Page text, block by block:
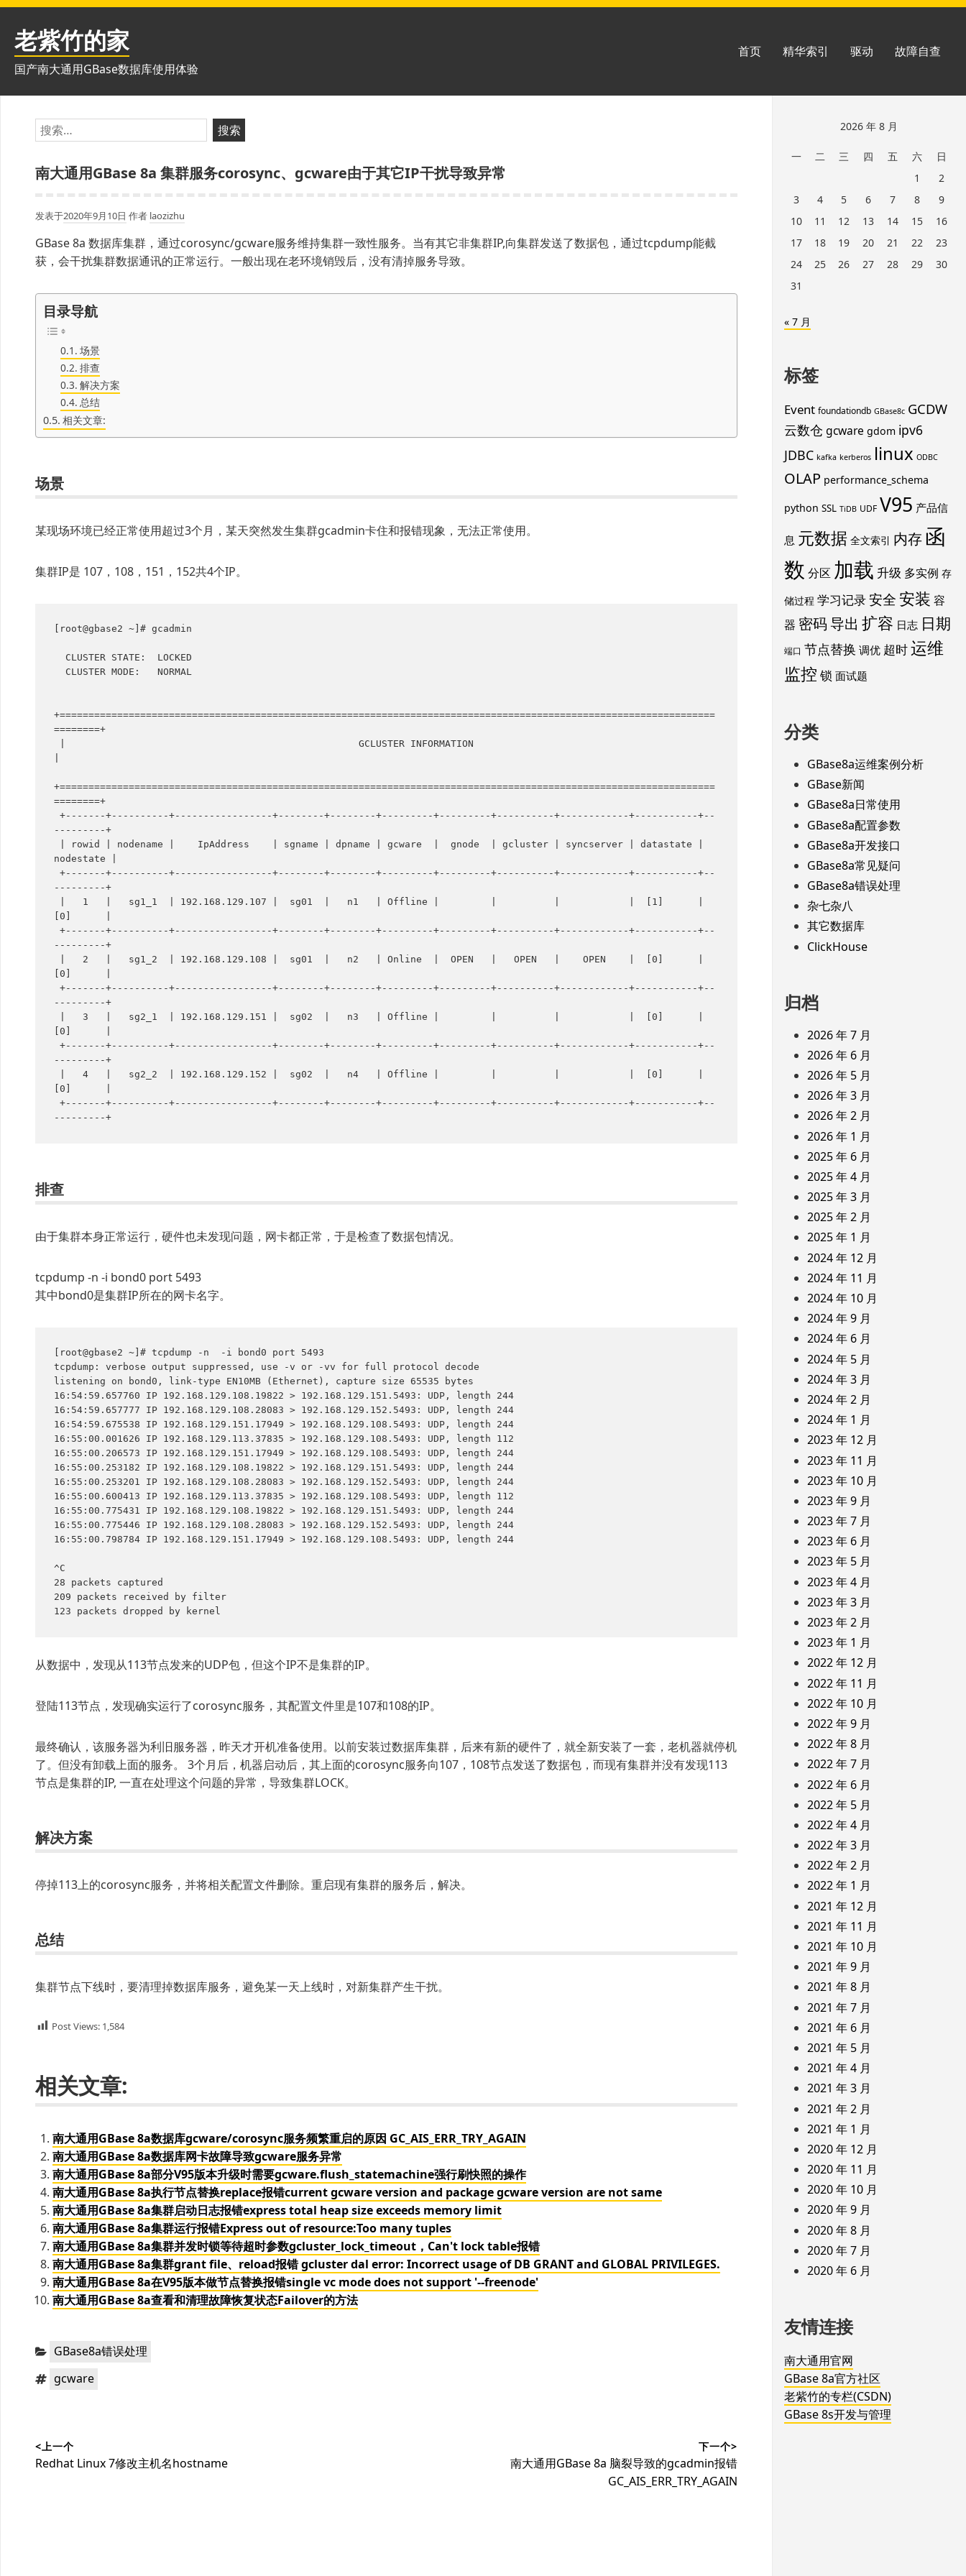
跳
老紫竹的家
国产南大通用GBase数据库使用体验
首页 精华索引 驱动 故障自查
搜
索：
南大通用GBase 8a 集群服务corosync、gcware由于其它IP干扰导致异常
发表于2020年9月10日 作者 laozizhu
GBase 8a 数据库集群，通过corosync/gcware服务维持集群一致性服务。当有其它非集群IP,向集群发送了数据包，通过tcpdump能截
获，会干扰集群数据通讯的正常运行。一般出现在老环境销毁后，没有清掉服务导致。
目录导航
场景
排查
解决方案
总结
相关文章:
场景
某现场环境已经正常使用超过3个月，某天突然发生集群gcadmin卡住和报错现象，无法正常使用。
集群IP是 107，108，151，152共4个IP。
[root@gbase2 ~]# gcadmin
+==================================================================================================================
========+
+==================================================================================================================
========+
---------+
nodestate |
---------+
[0]      |
---------+
[0]      |
---------+
[0]      |
---------+
[0]      |
---------+
排查
由于集群本身正常运行，硬件也未发现问题，网卡都正常，于是检查了数据包情况。
tcpdump -n -i bond0 port 5493
其中bond0是集群IP所在的网卡名字。
[root@gbase2 ~]# tcpdump -n  -i bond0 port 5493
tcpdump: verbose output suppressed, use -v or -vv for full protocol decode
listening on bond0, link-type EN10MB (Ethernet), capture size 65535 bytes
16:54:59.657760 IP 192.168.129.108.19822 > 192.168.129.151.5493: UDP, length 244
16:54:59.657777 IP 192.168.129.108.28083 > 192.168.129.152.5493: UDP, length 244
16:54:59.675538 IP 192.168.129.151.17949 > 192.168.129.108.5493: UDP, length 244
16:55:00.001626 IP 192.168.129.113.37835 > 192.168.129.108.5493: UDP, length 112
16:55:00.206573 IP 192.168.129.151.17949 > 192.168.129.108.5493: UDP, length 244
16:55:00.253182 IP 192.168.129.108.19822 > 192.168.129.151.5493: UDP, length 244
16:55:00.253201 IP 192.168.129.108.28083 > 192.168.129.152.5493: UDP, length 244
16:55:00.600413 IP 192.168.129.113.37835 > 192.168.129.108.5493: UDP, length 112
16:55:00.775431 IP 192.168.129.108.19822 > 192.168.129.151.5493: UDP, length 244
16:55:00.775446 IP 192.168.129.108.28083 > 192.168.129.152.5493: UDP, length 244
16:55:00.798784 IP 192.168.129.151.17949 > 192.168.129.108.5493: UDP, length 244
^C
28 packets captured
209 packets received by filter
123 packets dropped by kernel
从数据中，发现从113节点发来的UDP包，但这个IP不是集群的IP。
登陆113节点，发现确实运行了corosync服务，其配置文件里是107和108的IP。
最终确认，该服务器为利旧服务器，昨天才开机准备使用。以前安装过数据库集群，后来有新的硬件了，就全新安装了一套，老机器就停机
了。但没有卸载上面的服务。 3个月后，机器启动后，其上面的corosync服务向107，108节点发送了数据包，而现有集群并没有发现113
节点是集群的IP, 一直在处理这个问题的异常，导致集群LOCK。
解决方案
停掉113上的corosync服务，并将相关配置文件删除。重启现有集群的服务后，解决。
总结
集群节点下线时，要清理掉数据库服务，避免某一天上线时，对新集群产生干扰。
Post Views: 1,584
相关文章:
南大通用GBase 8a数据库gcware/corosync服务频繁重启的原因 GC_AIS_ERR_TRY_AGAIN
南大通用GBase 8a数据库网卡故障导致gcware服务异常
南大通用GBase 8a部分V95版本升级时需要gcware.flush_statemachine强行刷快照的操作
南大通用GBase 8a执行节点替换replace报错current gcware version and package gcware version are not same
南大通用GBase 8a集群启动日志报错express total heap size exceeds memory limit
南大通用GBase 8a集群运行报错Express out of resource:Too many tuples
南大通用GBase 8a集群并发时锁等待超时参数gcluster_lock_timeout，Can't lock table报错
南大通用GBase 8a集群grant file、reload报错 gcluster dal error: Incorrect usage of DB GRANT and GLOBAL PRIVILEGES.
南大通用GBase 8a在V95版本做节点替换报错single vc mode does not support '--freenode'
南大通用GBase 8a查看和清理故障恢复状态Failover的方法
分
GBase8a错误处理
标 gcware
章
<上一个
上
Redhat Linux 7修改主机名hostname
下一个>
下
南大通用GBase 8a 脑裂导致的gcadmin报错
GC_AIS_ERR_TRY_AGAIN
页
2026 年 8 月
一 二 三 四 五 六
日
1
2
3
4 5 6 7 8
9
10
11 12 13 14 15
16
17
18 19 20 21 22
23
24
25 26 27 28 29
30
31
« 7 月
标签
Event foundationdb GBase8c GCDW
云数仓 gcware gdom ipv6
JDBC kafka kerberos linux ODBC
OLAP performance_schema
python SSL TiDB UDF V95 产品信
息 元数据 全文索引 内存函
数 分区 加载 升级 多实例 存
储过程 学习记录安全安装 容
器 密码 导出 扩容 日志 日期
端口 节点替换 调优 超时运维
监控 锁 面试题
分类
GBase8a运维案例分析
GBase新闻
GBase8a日常使用
GBase8a配置参数
GBase8a开发接口
GBase8a常见疑问
GBase8a错误处理
杂七杂八
其它数据库
ClickHouse
归档
2026 年 7 月
2026 年 6 月
2026 年 5 月
2026 年 3 月
2026 年 2 月
2026 年 1 月
2025 年 6 月
2025 年 4 月
2025 年 3 月
2025 年 2 月
2025 年 1 月
2024 年 12 月
2024 年 11 月
2024 年 10 月
2024 年 9 月
2024 年 6 月
2024 年 5 月
2024 年 3 月
2024 年 2 月
2024 年 1 月
2023 年 12 月
2023 年 11 月
2023 年 10 月
2023 年 9 月
2023 年 7 月
2023 年 6 月
2023 年 5 月
2023 年 4 月
2023 年 3 月
2023 年 2 月
2023 年 1 月
2022 年 12 月
2022 年 11 月
2022 年 10 月
2022 年 9 月
2022 年 8 月
2022 年 7 月
2022 年 6 月
2022 年 5 月
2022 年 4 月
2022 年 3 月
2022 年 2 月
2022 年 1 月
2021 年 12 月
2021 年 11 月
2021 年 10 月
2021 年 9 月
2021 年 8 月
2021 年 7 月
2021 年 6 月
2021 年 5 月
2021 年 4 月
2021 年 3 月
2021 年 2 月
2021 年 1 月
2020 年 12 月
2020 年 11 月
2020 年 10 月
2020 年 9 月
2020 年 8 月
2020 年 7 月
2020 年 6 月
友情连接
南大通用官网
GBase 8a官方社区
老紫竹的专栏(CSDN)
GBase 8s开发与管理